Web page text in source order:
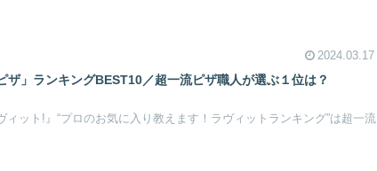
2024.03.17
ザ」ランキングBEST10／超一流ピザ職人が選ぶ１位は？
ィット!』“プロのお気に入り教えます！ラヴィットランキング”は超一流